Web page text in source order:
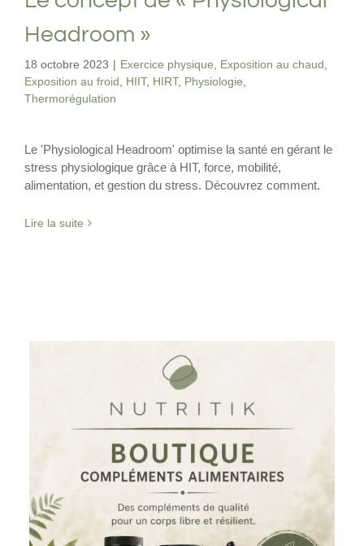
Headroom »
18 octobre 2023 | Exercice physique Exposition au chaud
Exposition au froid
HIIT, HIRT, Physiologie
Thermorégulation
Le 'Physiological Headroom' optimise la santé en gérant le
stress physiologique grâce à HIT, force, mobilité,
alimentation, et gestion du stress. Découvrez comment.
Lire la suite